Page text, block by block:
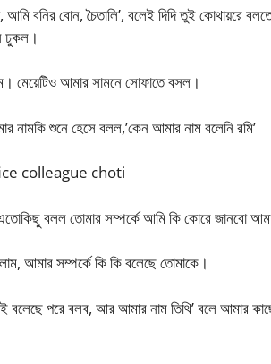
আমি বনির বোন, চৈতালি’, বলেই দিদি তুই কোথায়রে
ঢুকল।
মেয়েটিও আমার সামনে সোফাতে বসল।
নামকি শুনে হেসে বলল,’কেন আমার নাম বলেনি রমি’
colleague choti
বলল তোমার সম্পর্কে আমি কি কোরে জানবো
আমার সম্পর্কে কি কি বলেছে তোমাকে।
বলেছে পরে বলব, আর আমার নাম তিথি’ বলে আমার